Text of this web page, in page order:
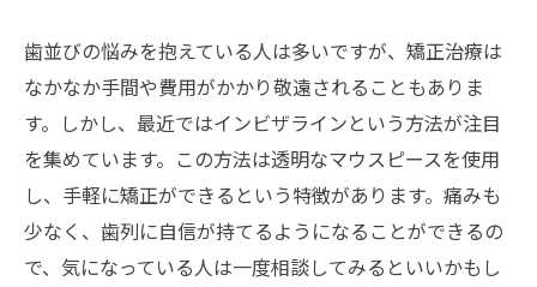
歯並びの悩みを抱えている人は多いですが、矯正治療は
なかなか手間や費用がかかり敬遠されることもありま
す。しかし、最近ではインビザラインという方法が注目
を集めています。この方法は透明なマウスピースを使用
し、手軽に矯正ができるという特徴があります。痛みも
少なく、歯列に自信が持てるようになることができるの
で、気になっている人は一度相談してみるといいかもし